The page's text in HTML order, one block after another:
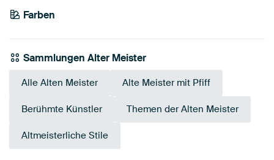
Farben
Beige
Sammlungen Alter Meister
Alle Alten Meister Alte Meister mit Pfiff
Berühmte Künstler Themen der Alten Meister
Altmeisterliche Stile